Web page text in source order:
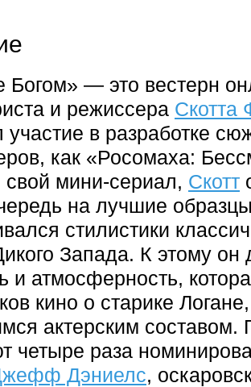
Богом» — это вестерн
и режиссера Скотта
в разработке
как «Росомаха:
свой мини-сериал, Скотт
на лучшие
стилистики
Запада. К этому
и атмосферность,
кино о старике
актерским составом.
четыре раза
Дэниелс,